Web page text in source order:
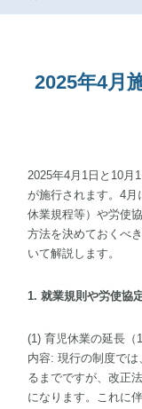
2025年4月
2025年4月1日と10月
が施行されます。4
休業規程等）や労使
方法を決めておくべ
いて解説します。
1. 就業規則や労使協
(1) 育児休業の延長（
内容: 現行の制度で
るまでですが、改正
になります。これに